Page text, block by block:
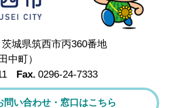
城県筑西市丙360番地
中町）
Fax. 0296-24-7333
問い合わせ・窓口はこちら